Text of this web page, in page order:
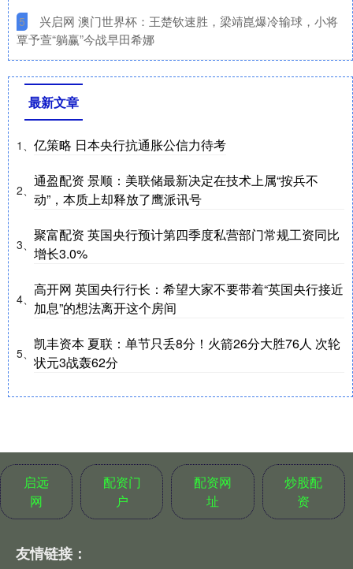
5
​兴启网 澳门世界杯：王楚钦速胜，梁靖崑爆冷输球，小将
覃予萱“躺赢”今战早田希娜
最新文章
1、 亿策略 日本央行抗通胀公信力待考
2、
通盈配资 景顺：美联储最新决定在技术上属“按兵不
动”，本质上却释放了鹰派讯号
3、
聚富配资 英国央行预计第四季度私营部门常规工资同比
增长3.0%
4、
高开网 英国央行行长：希望大家不要带着“英国央行接近
加息”的想法离开这个房间
5、
凯丰资本 夏联：单节只丢8分！火箭26分大胜76人 次轮
状元3战轰62分
启远
网
配资门
户
配资网
址
炒股配
资
友情链接：